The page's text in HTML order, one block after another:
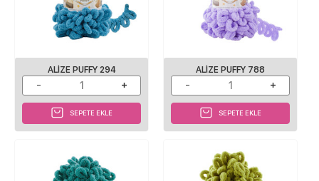
ALIZE PUFFY 294
SEPETE EKLE
ALIZE PUFFY 788
SEPETE EKLE